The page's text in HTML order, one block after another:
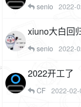
senio 2022-
xiuno大白回
senio 2022-
2022开工了
CF 2022-